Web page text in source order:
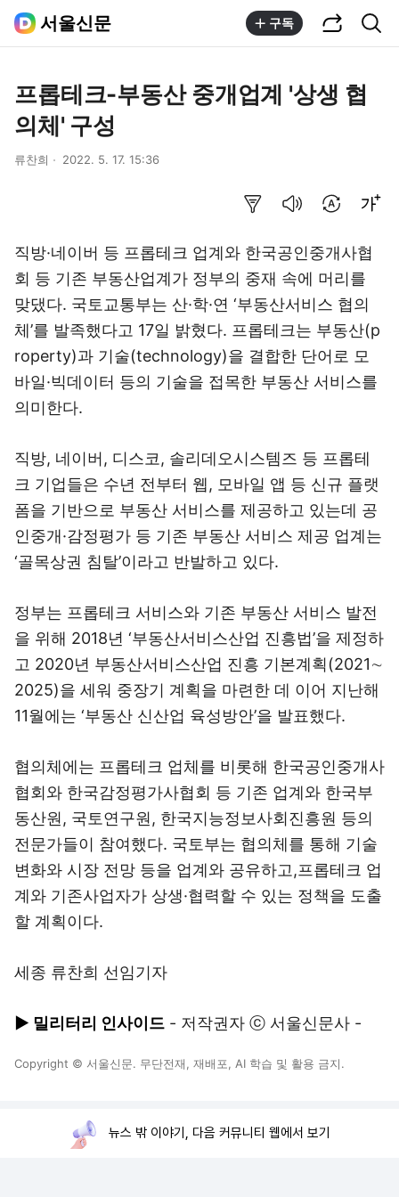
서울신문 구독
프롭테크-부동산 중개업계 '상생 협
의체' 구성
류찬희 2022. 5. 17. 15:36
직방·네이버 등 프롭테크 업계와 한국공인중개사협
회 등 기존 부동산업계가 정부의 중재 속에 머리를
맞댔다. 국토교통부는 산·학·연 ‘부동산서비스 협의
체’를 발족했다고 17일 밝혔다. 프롭테크는 부동산(p
roperty)과 기술(technology)을 결합한 단어로 모
바일·빅데이터 등의 기술을 접목한 부동산 서비스를
의미한다.
직방, 네이버, 디스코, 솔리데오시스템즈 등 프롭테
크 기업들은 수년 전부터 웹, 모바일 앱 등 신규 플랫
폼을 기반으로 부동산 서비스를 제공하고 있는데 공
인중개·감정평가 등 기존 부동산 서비스 제공 업계는
‘골목상권 침탈’이라고 반발하고 있다.
정부는 프롭테크 서비스와 기존 부동산 서비스 발전
을 위해 2018년 ‘부동산서비스산업 진흥법’을 제정하
고 2020년 부동산서비스산업 진흥 기본계획(2021∼
2025)을 세워 중장기 계획을 마련한 데 이어 지난해
11월에는 ‘부동산 신산업 육성방안’을 발표했다.
협의체에는 프롭테크 업체를 비롯해 한국공인중개사
협회와 한국감정평가사협회 등 기존 업계와 한국부
동산원, 국토연구원, 한국지능정보사회진흥원 등의
전문가들이 참여했다. 국토부는 협의체를 통해 기술
변화와 시장 전망 등을 업계와 공유하고,프롭테크 업
계와 기존사업자가 상생·협력할 수 있는 정책을 도출
할 계획이다.
세종 류찬희 선임기자
▶ 밀리터리 인사이드 - 저작권자 ⓒ 서울신문사 -
Copyright © 서울신문. 무단전재, 재배포, AI 학습 및 활용 금지.
뉴스 밖 이야기, 다음 커뮤니티 웹에서 보기